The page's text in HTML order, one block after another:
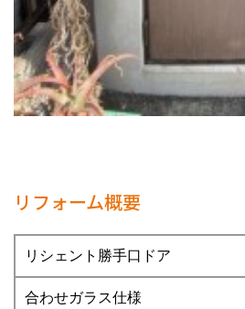
リフォーム概要
リシェント勝手口ドア
合わせガラス仕様